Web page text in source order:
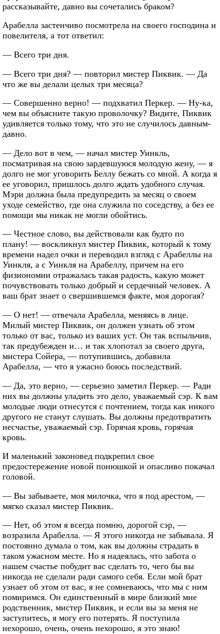
рассказывайте, давно вы сочетались браком?
Арабелла застенчиво посмотрела на своего господина и
повелителя, а тот ответил:
— Всего три дня.
— Всего три дня? — повторил мистер Пиквик. — Да
что же вы делали целых три месяца?
— Совершенно верно! — подхватил Перкер. — Ну-ка,
чем вы объясните такую проволочку? Видите, Пиквик
удивляется только тому, что это не случилось давным-
давно.
— Дело вот в чем, — начал мистер Уинкль,
посматривая на свою зардевшуюся молодую жену, — я
долго не мог уговорить Беллу бежать со мной. А когда я
ее уговорил, пришлось долго ждать удобного случая.
Мэри должна была предупредить за месяц о своем
уходе семейство, где она служила по соседству, а без ее
помощи мы никак не могли обойтись.
— Честное слово, вы действовали как будто по
плану! — воскликнул мистер Пиквик, который к тому
времени надел очки и переводил взгляд с Арабеллы на
Уинкля, а с Уинкля на Арабеллу, причем на его
физиономии отражалась такая радость, какую может
почувствовать только добрый и сердечный человек. А
ваш брат знает о свершившемся факте, моя дорогая?
— О нет! — отвечала Арабелла, меняясь в лице.
Милый мистер Пиквик, он должен узнать об этом
только от вас, только из ваших уст. Он так вспыльчив,
так предубежден и… и так хлопотал за своего друга,
мистера Сойера, — потупившись, добавила
Арабелла, — что я ужасно боюсь последствий.
— Да, это верно, — серьезно заметил Перкер. — Ради
них вы должны уладить это дело, уважаемый сэр. К вам
молодые люди отнесутся с почтением, тогда как никого
другого не станут слушать. Вы должны предотвратить
несчастье, уважаемый сэр. Горячая кровь, горячая
кровь.
И маленький законовед подкрепил свое
предостережение новой понюшкой и опасливо покачал
головой.
— Вы забываете, моя милочка, что я под арестом, —
мягко сказал мистер Пиквик.
— Нет, об этом я всегда помню, дорогой сэр, —
возразила Арабелла. — Я этого никогда не забывала. Я
постоянно думала о том, как вы должны страдать в
таком ужасном месте. Но я надеялась, что забота о
нашем счастье побудит вас сделать то, чего бы вы
никогда не сделали ради самого себя. Если мой брат
узнает об этом от вас, я не сомневаюсь, что мы с ним
помиримся. Он единственный в мире близкий мне
родственник, мистер Пиквик, и если вы за меня не
заступитесь, я могу его потерять. Я поступила
нехорошо, очень, очень нехорошо, я это знаю!